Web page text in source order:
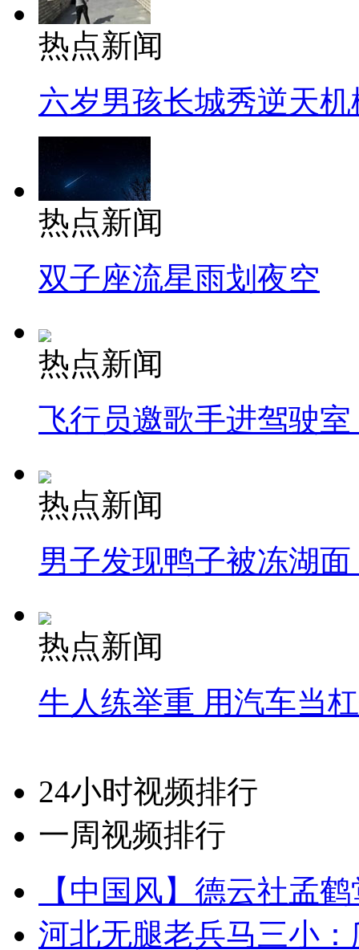
热点新闻
六岁男孩长城秀逆天机
热点新闻
双子座流星雨划夜空
热点新闻
飞行员邀歌手进驾驶
热点新闻
男子发现鸭子被冻湖
热点新闻
牛人练举重 用汽车当
24小时视频排行
一周视频排行
【中国风】德云社孟
河北无腿老兵马三小